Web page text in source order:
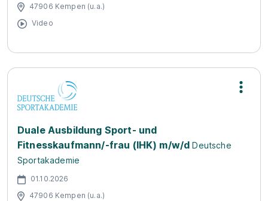
47906 Kempen (u.a.)
Video
Duale Ausbildung Sport- und
Fitnesskaufmann/-frau (IHK) m/w/d Deutsche
Sportakademie
01.10.2026
47906 Kempen (u.a.)